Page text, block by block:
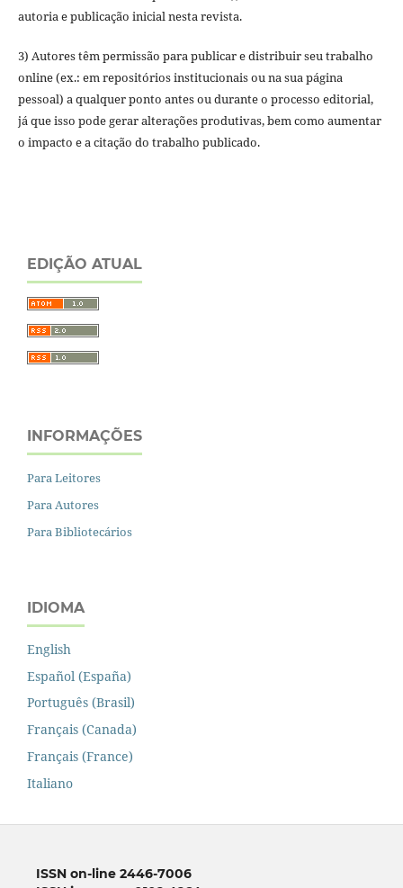
autoria e publicação inicial nesta revista.
3) Autores têm permissão para publicar e distribuir seu trabalho
online (ex.: em repositórios institucionais ou na sua página
pessoal) a qualquer ponto antes ou durante o processo editorial,
já que isso pode gerar alterações produtivas, bem como aumentar
o impacto e a citação do trabalho publicado.
EDIÇÃO ATUAL
INFORMAÇÕES
Para Leitores
Para Autores
Para Bibliotecários
IDIOMA
English
Español (España)
Português (Brasil)
Français (Canada)
Français (France)
Italiano
ISSN on-line 2446-7006